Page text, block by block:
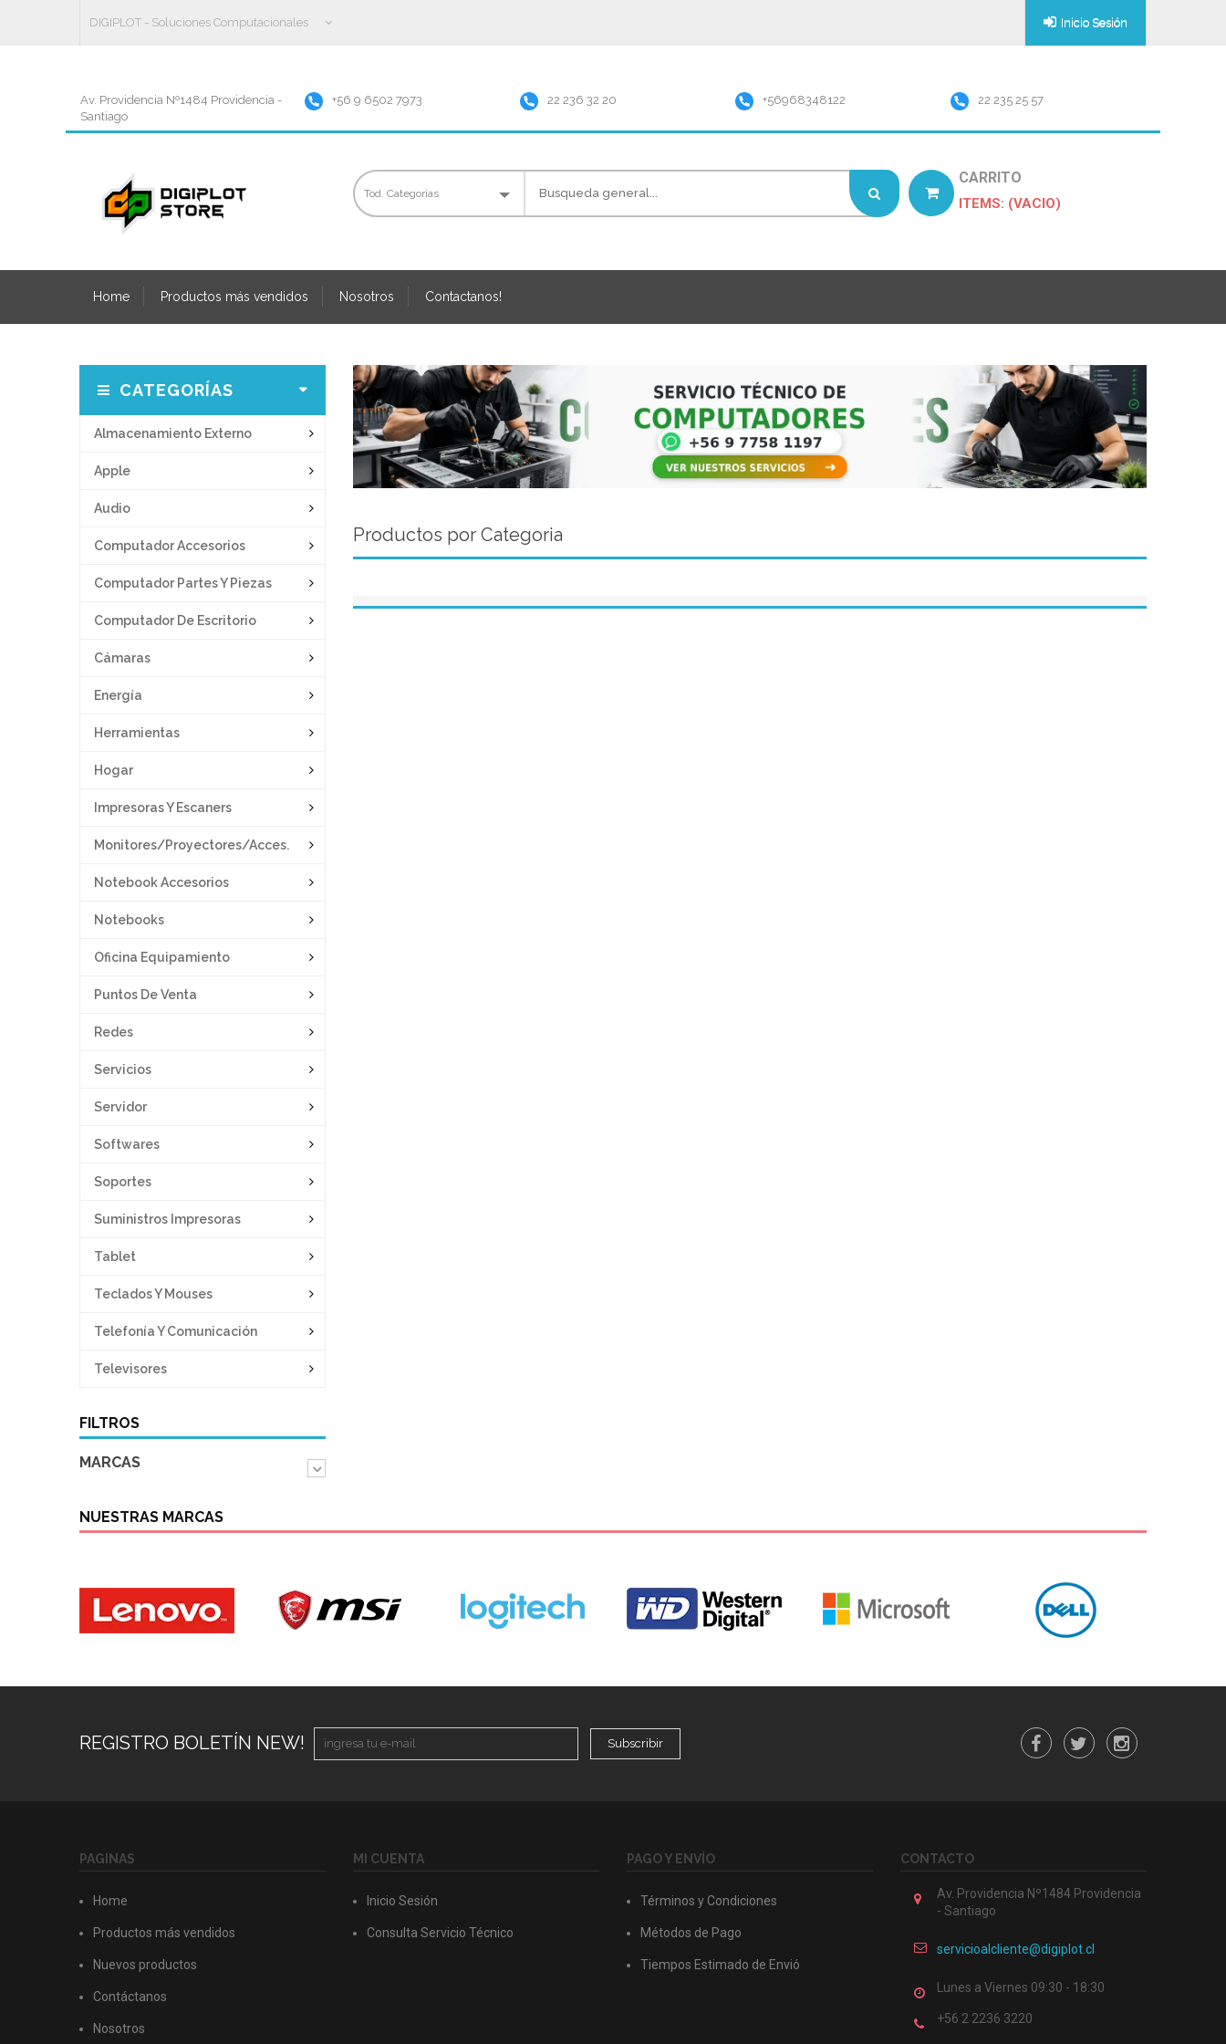
DIGIPLOT - Soluciones Computacionales Inicio Sesión
Av. Providencia Nº1484 Providencia -
Santiago
+56 9 6502 7973 22 236 32 20 +56968348122 22 235 25 57
CARRITO
ITEMS: (VACIO)
Home Productos más vendidos Nosotros Contactanos!
CATEGORÍAS
Almacenamiento Externo
Apple
Audio
Computador Accesorios
Computador Partes Y Piezas
Computador De Escritorio
Cámaras
Energía
Herramientas
Hogar
Impresoras Y Escaners
Monitores/proyectores/acces.
Notebook Accesorios
Notebooks
Oficina Equipamiento
Puntos De Venta
Redes
Servicios
Servidor
Softwares
Soportes
Suministros Impresoras
Tablet
Teclados Y Mouses
Telefonía Y Comunicación
Televisores
FILTROS
MARCAS
Productos por Categoria
NUESTRAS MARCAS
REGISTRO BOLETÍN NEW! Subscribir
PAGINAS
Home
Productos más vendidos
Nuevos productos
Contáctanos
Nosotros
MI CUENTA
Inicio Sesión
Consulta Servicio Técnico
PAGO Y ENVÍO
Términos y Condiciones
Métodos de Pago
Tiempos Estimado de Envió
CONTACTO
Av. Providencia Nº1484 Providencia
- Santiago
servicioalcliente@digiplot.cl
Lunes a Viernes 09:30 - 18:30
+56 2 2236 3220